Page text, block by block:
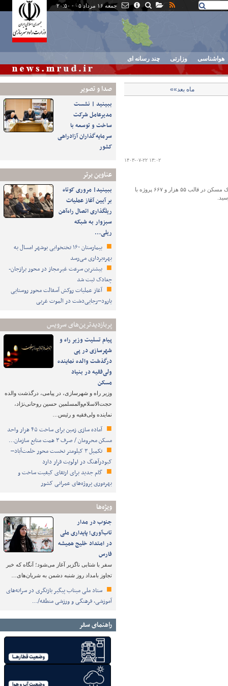
جمعه ۱۶ مرداد ۰۵ - ۲۰:۵۰
هواشناسی وزارتی چند رسانه ای
صدا و تصوير
ببینید | نشست
مدیرعامل شرکت
ساخت و توسعه با
سرمایه‌گذاران آزادراهی
کشور
عناوین برتر
ببینید| مروری کوتاه
بر آیین آغاز عملیات
ریلگذاری اتصال راه‌آهن
سبزوار به شبکه
ریلی…
بیمارستان ۱۶۰ تختخوابی بوشهر امسال به
بهره‌برداری می‌رسد
بیشترین سرعت غیرمجاز در محور برازجان-
چغادک ثبت شد
آغاز عملیات روکش آسفالت محور روستایی
یارود–رجایی‌دشت در الموت غربی
پربازدیدترین‌های سرویس
پیام تسلیت وزیر راه و
شهرسازی در پی
درگذشت والده نماینده
ولی‌فقیه در بنیاد
مسکن
وزیر راه و شهرسازی، در پیامی، درگذشت والده
حجت‌الاسلام‌والمسلمین حسین روحانی‌نژاد،
نماینده ولی‌فقیه و رئیس…
آماده سازی زمین برای ساخت ۴۵ هزار واحد
مسکن محرومان / صرف ۳ همت منابع سازمان…
تکمیل ۳ کیلومتر نخست محور خلعت‌آباد–
کبودرآهنگ در اولویت قرار دارد
گام جدید برای ارتقای کیفیت ساخت و
بهره‌وری پروژه‌های عمرانی کشور
ویژه‌ها
جنوب در مدار
تاب‌آوری؛ پایداری ملی
در امتداد خلیج همیشه
فارس
سفر با شتابی ناگزیر آغاز می‌شود؛ آنگاه که خبر
تجاوز بامداد روز شنبه دشمن به شریان‌های…
ستاد ملی میناب پیگیر بازنگری در سرانه‌های
آموزشی، فرهنگی و ورزشی منطقه/…
راهنمای سفر
ماه بعد»»
۱۴۰۳-۰۷-۲۲ ۱۳:۰۲
از ابتدای طرح نهضت ملی مسکن تاکنون قرارداد ۳۷۳ هزار و ۵۸۲ واحد نهضت ملی در بانک مسکن در قالب ۵۵ هزار و ۶۶۷ پروژه با